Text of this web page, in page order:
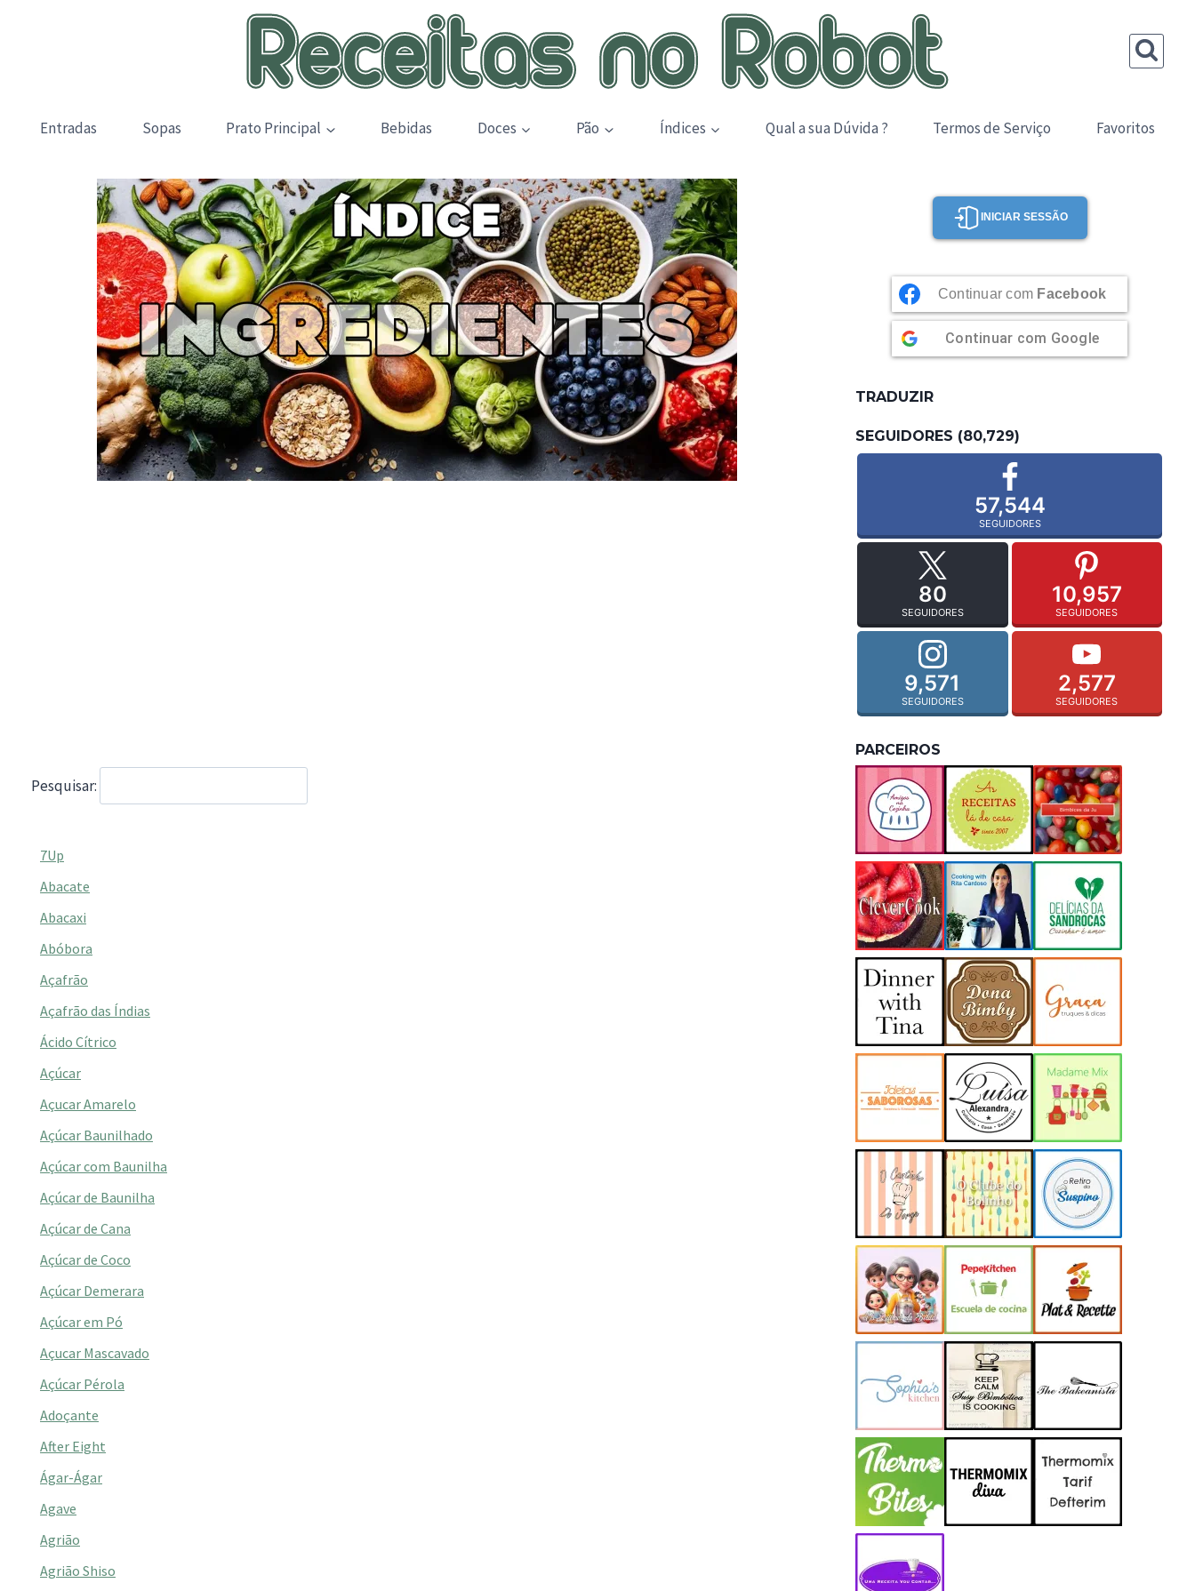
Entradas Sopas Prato Principal Bebidas Doces Pão Índices Qual a sua Dúvida ? Termos de Serviço Favoritos
Pesquisar:
7Up
Abacate
Abacaxi
Abóbora
Açafrão
Açafrão das Índias
Ácido Cítrico
Açúcar
Açucar Amarelo
Açúcar Baunilhado
Açúcar com Baunilha
Açúcar de Baunilha
Açúcar de Cana
Açúcar de Coco
Açúcar Demerara
Açúcar em Pó
Açucar Mascavado
Açúcar Pérola
Adoçante
After Eight
Ágar-Ágar
Agave
Agrião
Agrião Shiso
INICIAR SESSÃO
Continuar com Facebook
Continuar com Google
TRADUZIR
SEGUIDORES (80,729)
57,544
SEGUIDORES
80
SEGUIDORES
10,957
SEGUIDORES
9,571
SEGUIDORES
2,577
SEGUIDORES
PARCEIROS